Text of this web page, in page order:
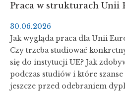
Praca w strukturach Unii
30.06.2026
Jak wygląda praca dla Unii
Czy trzeba studiować
się do instytucji UE? Jak
podczas studiów i które
jeszcze przed odebraniem